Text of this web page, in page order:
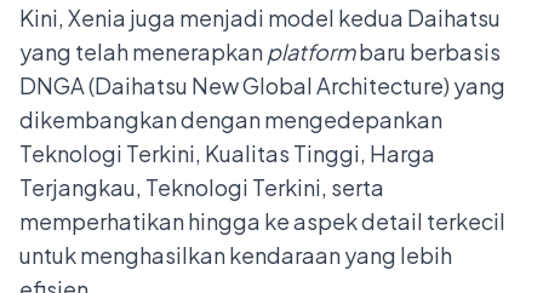
Kini, Xenia juga menjadi model kedua Daihatsu
yang telah menerapkanplatformbaru berbasis
DNGA (Daihatsu New Global Architecture) yang
dikembangkan dengan mengedepankan
Teknologi Terkini, Kualitas Tinggi, Harga
Terjangkau, Teknologi Terkini, serta
memperhatikan hingga ke aspek detail terkecil
untuk menghasilkan kendaraan yang lebih